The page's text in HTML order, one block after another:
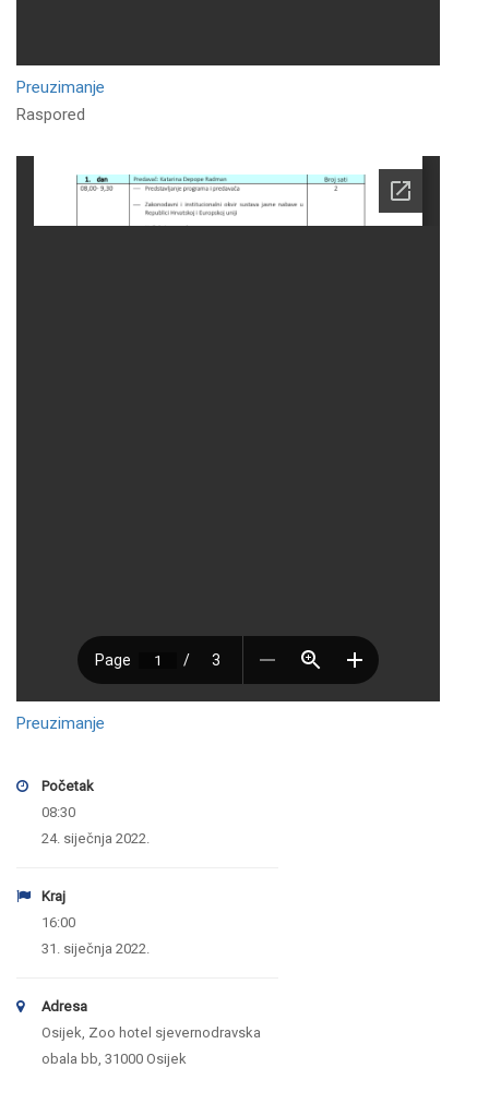
Preuzimanje
Raspored
Preuzimanje
Početak
08:30
24. siječnja 2022.
Kraj
16:00
31. siječnja 2022.
Adresa
Osijek, Zoo hotel sjevernodravska
obala bb, 31000 Osijek